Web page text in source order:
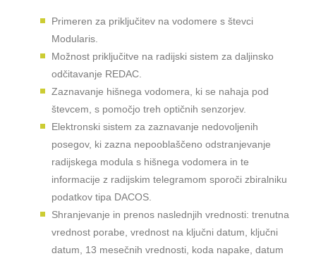
Primeren za priključitev na vodomere s števci
Modularis.
Možnost priključitve na radijski sistem za daljinsko
odčitavanje REDAC.
Zaznavanje hišnega vodomera, ki se nahaja pod
števcem, s pomočjo treh optičnih senzorjev.
Elektronski sistem za zaznavanje nedovoljenih
posegov, ki zazna nepooblaščeno odstranjevanje
radijskega modula s hišnega vodomera in te
informacije z radijskim telegramom sporoči zbiralniku
podatkov tipa DACOS.
Shranjevanje in prenos naslednjih vrednosti: trenutna
vrednost porabe, vrednost na ključni datum, ključni
datum, 13 mesečnih vrednosti, koda napake, datum